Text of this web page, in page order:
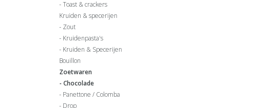
Toast & crackers
Kruiden & specerijen
Zout
Kruidenpasta's
Kruiden & Specerijen
Bouillon
Zoetwaren
Chocolade
Panettone / Colomba
Drop